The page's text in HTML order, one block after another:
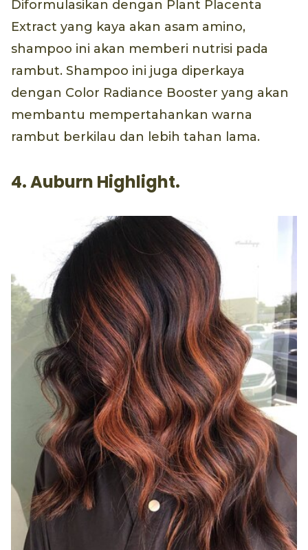
Diformulasikan dengan Plant Placenta
Extract yang kaya akan asam amino,
shampoo ini akan memberi nutrisi pada
rambut. Shampoo ini juga diperkaya
dengan Color Radiance Booster yang akan
membantu mempertahankan warna
rambut berkilau dan lebih tahan lama.
4. Auburn Highlight.